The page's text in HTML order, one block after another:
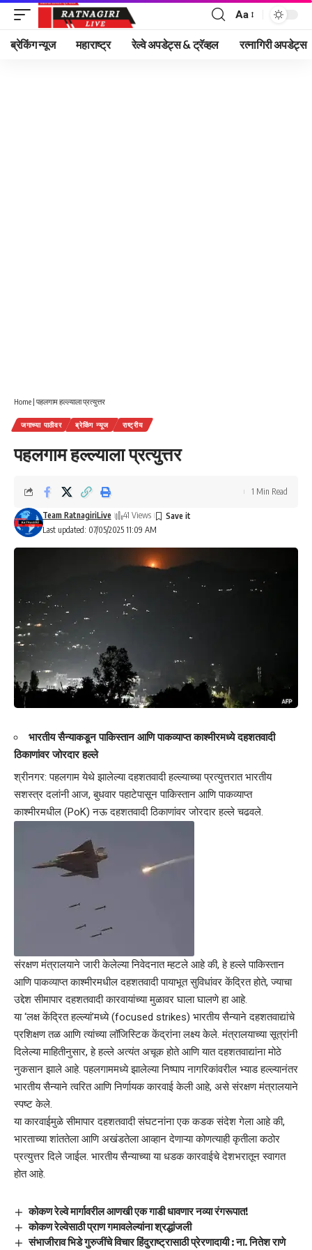
Font
Resizer
Aa
ब्रेकिंग न्यूज महाराष्ट्र रेल्वे अपडेट्स & ट्रॅव्हल रत्नागिरी अपडेट्स
Home | पहलगाम हल्ल्याला प्रत्युत्तर
जगाच्या पाठीवर ब्रेकिंग न्यूज राष्ट्रीय
पहलगाम हल्ल्याला प्रत्युत्तर
Last updated: 07/05/2025 11:09 AM
Team RatnagiriLive 41 Views
1 Min Read
भारतीय सैन्याकडून पाकिस्तान आणि पाकव्याप्त काश्मीरमध्ये दहशतवादी
ठिकाणांवर जोरदार हल्ले
श्रीनगर: पहलगाम येथे झालेल्या दहशतवादी हल्ल्याच्या प्रत्युत्तरात भारतीय
सशस्त्र दलांनी आज, बुधवार पहाटेपासून पाकिस्तान आणि पाकव्याप्त
काश्मीरमधील (PoK) नऊ दहशतवादी ठिकाणांवर जोरदार हल्ले चढवले.
संरक्षण मंत्रालयाने जारी केलेल्या निवेदनात म्हटले आहे की, हे हल्ले पाकिस्तान
आणि पाकव्याप्त काश्मीरमधील दहशतवादी पायाभूत सुविधांवर केंद्रित होते, ज्याचा
उद्देश सीमापार दहशतवादी कारवायांच्या मुळावर घाला घालणे हा आहे.
या ‘लक्ष केंद्रित हल्ल्यां’मध्ये (focused strikes) भारतीय सैन्याने दहशतवाद्यांचे
प्रशिक्षण तळ आणि त्यांच्या लॉजिस्टिक केंद्रांना लक्ष्य केले. मंत्रालयाच्या सूत्रांनी
दिलेल्या माहितीनुसार, हे हल्ले अत्यंत अचूक होते आणि यात दहशतवाद्यांना मोठे
नुकसान झाले आहे. पहलगाममध्ये झालेल्या निष्पाप नागरिकांवरील भ्याड हल्ल्यानंतर
भारतीय सैन्याने त्वरित आणि निर्णायक कारवाई केली आहे, असे संरक्षण मंत्रालयाने
स्पष्ट केले.
या कारवाईमुळे सीमापार दहशतवादी संघटनांना एक कडक संदेश गेला आहे की,
भारताच्या शांततेला आणि अखंडतेला आव्हान देणाऱ्या कोणत्याही कृतीला कठोर
प्रत्युत्तर दिले जाईल. भारतीय सैन्याच्या या धडक कारवाईचे देशभरातून स्वागत
होत आहे.
कोकण रेल्वे मार्गावरील आणखी एक गाडी धावणार नव्या रंगरूपात!
कोकण रेल्वेसाठी प्राण गमावलेल्यांना श्रद्धांजली
संभाजीराव भिडे गुरुजींचे विचार हिंदुराष्ट्रासाठी प्रेरणादायी : ना. नितेश राणे